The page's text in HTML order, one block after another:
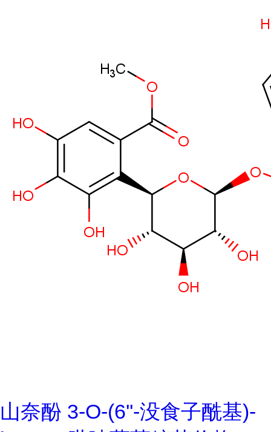
山奈酚 3-O-(6''-没食子酰基)-